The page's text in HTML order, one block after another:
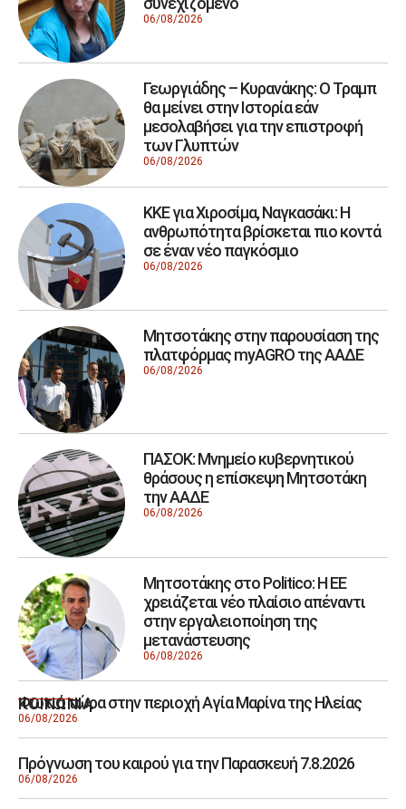
06/08/2026
Γεωργιάδης – Κυρανάκης: Ο Τραμπ
θα μείνει στην Ιστορία εάν
μεσολαβήσει για την επιστροφή
των Γλυπτών
06/08/2026
ΚΚΕ για Χιροσίμα, Ναγκασάκι: Η
ανθρωπότητα βρίσκεται πιο κοντά
σε έναν νέο παγκόσμιο
06/08/2026
Μητσοτάκης στην παρουσίαση της
πλατφόρμας myAGRO της ΑΑΔΕ
06/08/2026
ΠΑΣΟΚ: Μνημείο κυβερνητικού
θράσους η επίσκεψη Μητσοτάκη
την ΑΑΔΕ
06/08/2026
Μητσοτάκης στο Politico: Η ΕΕ
χρειάζεται νέο πλαίσιο απέναντι
στην εργαλειοποίηση της
μετανάστευσης
06/08/2026
ΚΟΙΝΩΝΙΑ
Φωτιά τώρα στην περιοχή Αγία Μαρίνα της Ηλείας
06/08/2026
Πρόγνωση του καιρού για την Παρασκευή 7.8.2026
06/08/2026